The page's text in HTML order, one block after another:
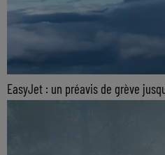
EasyJet : un préavis de grève